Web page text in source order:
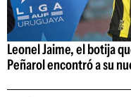
Leonel Jaime, el botija
Peñarol encontró a su